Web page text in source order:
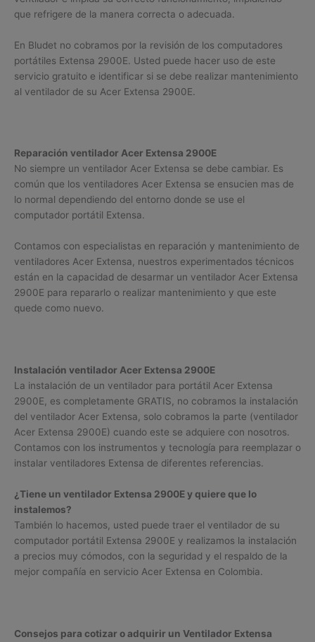
que refrigere de la manera correcta o adecuada.
En Bludet no cobramos por la revisión de los computadores
portátiles Extensa 2900E. Usted puede hacer uso de este
servicio gratuito e identificar si se debe realizar mantenimiento
al ventilador de su Acer Extensa 2900E.
Reparación ventilador Acer Extensa 2900E
No siempre un ventilador Acer Extensa se debe cambiar. Es
común que los ventiladores Acer Extensa se ensucien mas de
lo normal dependiendo del entorno donde se use el
computador portátil Extensa.
Contamos con especialistas en reparación y mantenimiento de
ventiladores Acer Extensa, nuestros experimentados técnicos
están en la capacidad de desarmar un ventilador Acer Extensa
2900E para repararlo o realizar mantenimiento y que este
quede como nuevo.
Instalación ventilador Acer Extensa 2900E
La instalación de un ventilador para portátil Acer Extensa
2900E, es completamente GRATIS, no cobramos la instalación
del ventilador Acer Extensa, solo cobramos la parte (ventilador
Acer Extensa 2900E) cuando este se adquiere con nosotros.
Contamos con los instrumentos y tecnología para reemplazar o
instalar ventiladores Extensa de diferentes referencias.
¿Tiene un ventilador Extensa 2900E y quiere que lo
instalemos?
También lo hacemos, usted puede traer el ventilador de su
computador portátil Extensa 2900E y realizamos la instalación
a precios muy cómodos, con la seguridad y el respaldo de la
mejor compañía en servicio Acer Extensa en Colombia.
Consejos para cotizar o adquirir un Ventilador Extensa